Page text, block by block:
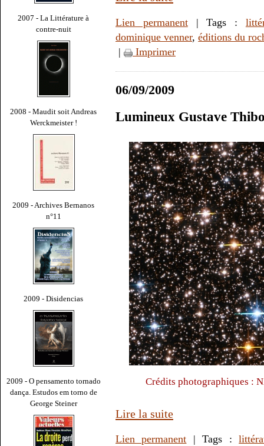
2007 - La Littérature à
contre-nuit
2008 - Maudit soit Andreas
Werckmeister !
2009 - Archives Bernanos
n°11
2009 - Disidencias
2009 - O pensamento tornado
dança. Estudos em torno de
George Steiner
Lien permanent| Tags :
dominique venner,éditions du
|
Imprimer
06/09/2009
Lumineux Gustave
Crédits photographiques :
Lire la suite
Lien permanent | Tags :